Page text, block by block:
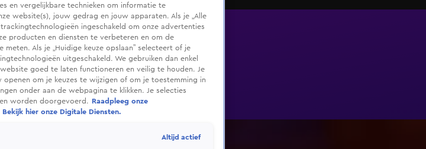
en vergelijkbare technieken om informatie te
website(s), jouw gedrag en jouw apparaten. Als je „Alle
ingeschakeld om onze advertenties
producten en diensten te verbeteren en om de
Als je „Huidige keuze opslaan” selecteert of je
uitgeschakeld. We gebruiken dan enkel
goed te laten functioneren en veilig te houden. Je
om je keuzes te wijzigen of om je toestemming in
onder aan de webpagina te klikken. Je selecties
worden doorgevoerd.
Raadpleeg onze
Bekijk hier onze Digitale Diensten.
Altijd actief